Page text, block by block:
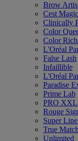
Brow
Cest Magic
Clinically
Color
Color
L'Oréal
False Lash
Infaillible
L'Oréal
Paradise
Prime Lab
PRO XXL
Rouge
Super
True Match
Unlimited